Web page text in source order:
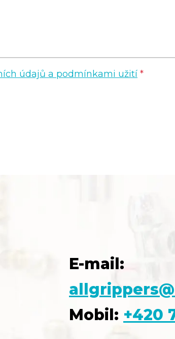
údajů a podmínkami užití *
E-mail:
Mobil: +420